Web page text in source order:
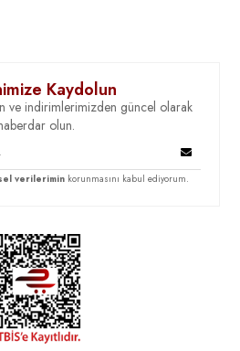
Kaydolun
ve indirimlerimizden güncel olarak
olun.
verilerimin korunmasını kabul ediyorum.